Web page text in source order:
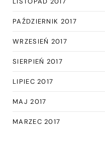
PAŹDZIERNIK 2017
WRZESIEŃ 2017
SIERPIEŃ 2017
LIPIEC 2017
MAJ 2017
MARZEC 2017